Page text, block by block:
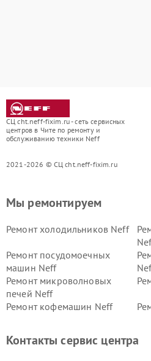
СЦ cht.neff-fixim.ru - сеть сервисных
центров в Чите по ремонту и
обслуживанию техники Neff
2021-2026 © СЦ cht.neff-fixim.ru
Мы ремонтируем
Ремонт холодильников Neff
Ремонт посудомоечных
машин Neff
Ремонт микроволновых
печей Neff
Ремонт кофемашин Neff
Контакты сервис центра